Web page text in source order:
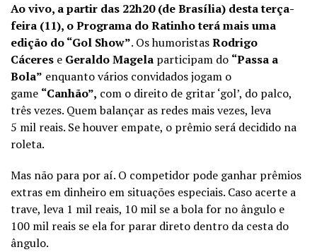
Ao vivo, a partir das 22h20 (de Brasília) desta terça-
feira (11), o Programa do Ratinho terá mais uma
edição do “Gol Show”. Os humoristasRodrigo
Cáceres e Geraldo Magela participam do “Passa a
Bola” enquanto vários convidados jogam o
game “Canhão”, com o direito de gritar ‘gol’, do palco,
três vezes. Quem balançar as redes mais vezes, leva
5 mil reais. Se houver empate, o prêmio será decidido na
roleta.
Mas não para por aí. O competidor pode ganhar prêmios
extras em dinheiro em situações especiais. Caso acerte a
trave, leva 1 mil reais, 10 mil se a bola for no ângulo e
100 mil reais se ela for parar direto dentro da cesta do
ângulo.